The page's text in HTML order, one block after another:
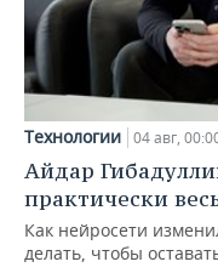
Технологии 04 авг,
Айдар
практически
Как нейросети
делать, чтобы